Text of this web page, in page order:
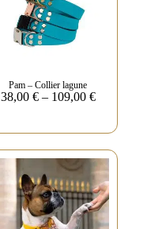
Pam – Collier lagune
38,00 €– 109,00 €